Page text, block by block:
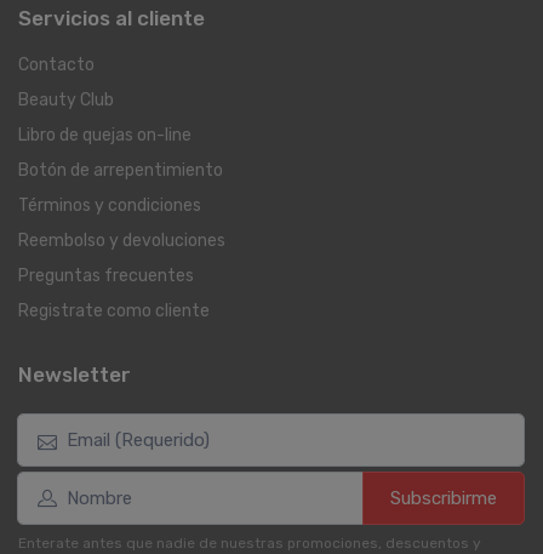
Servicios al cliente
Contacto
Beauty Club
Libro de quejas on-line
Botón de arrepentimiento
Términos y condiciones
Reembolso y devoluciones
Preguntas frecuentes
Registrate como cliente
Newsletter
Subscribirme
Enterate antes que nadie de nuestras promociones, descuentos y